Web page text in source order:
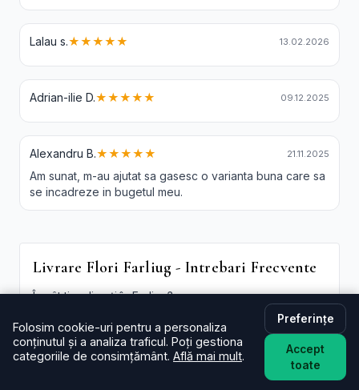
Lalau s.★★★★★ 13.02.2026
Adrian-ilie D.★★★★★ 09.12.2025
Alexandru B.★★★★★ 21.11.2025
Am sunat, m-au ajutat sa gasesc o varianta buna care sa
se incadreze in bugetul meu.
Livrare Flori Farliug - Intrebari Frecvente
În cât timp livrați în Farliug?
De regulă în aceeași zi (2–4 ore) pentru comenzi
plasate în intervalul programului. La checkout poți
alege intervalul preferat; oferim șilivrare flori Farliug
in aceeasi ziîn funcție de disponibilitate.
Folosim cookie-uri pentru a personaliza
conținutul și a analiza traficul. Poți gestiona
categoriile de consimțământ. Află mai mult.
Preferințe
Accept
toate